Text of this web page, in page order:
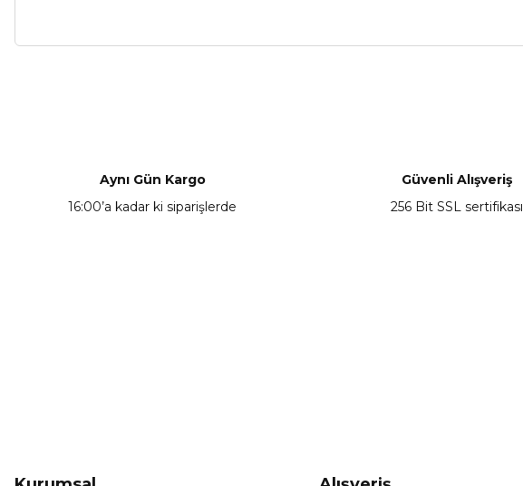
Ürün açıklamasında eksik bilgiler bulunuyor.
Ürün bilgilerinde hatalar bulunuyor.
Aynı Gün Kargo
16:00’a kadar ki siparişlerde
Güvenli Alışveriş
256 Bit SSL sertifikası